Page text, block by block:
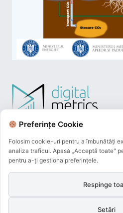
Plățile online
sunt procesate de către
Preferințe Cookie
Folosim cookie-uri pentru a îmbunătăți
analiza traficul. Apasă „Acceptă toate"
pentru a-ți gestiona preferințele.
Respinge
Setări